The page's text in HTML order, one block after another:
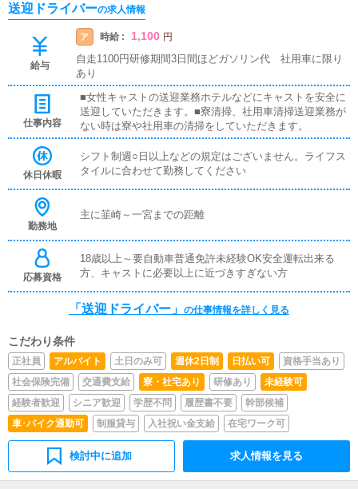
送迎ドライバーの求人情報
給与
ア 時給 : 1,100 円
自走1100円研修期間3日間ほどガソリン代 社用車に限り
あり
仕事内容
■女性キャストの送迎業務ホテルなどにキャストを安全に
送迎していただきます。■寮清掃、社用車清掃送迎業務が
ない時は寮や社用車の清掃をしていただきます。
休日休暇
シフト制週○日以上などの規定はございません。ライフス
タイルに合わせて勤務してください
勤務地
主に韮崎～一宮までの距離
応募資格
18歳以上～要自動車普通免許未経験OK安全運転出来る
方、キャストに必要以上に近づきすぎない方
「送迎ドライバー」 の仕事情報を詳しく見る
こだわり条件
正社員 アルバイト 土日のみ可 週休2日制 日払い可
資格手当あり
社会保険完備
交通費支給 寮・社宅あり 研修あり
未経験可
経験者歓迎
シニア歓迎 学歴不問 履歴書不要
幹部候補
車･バイク通勤可
制服貸与 入社祝い金支給 在宅ワーク可
検討中に追加 求人情報を見る